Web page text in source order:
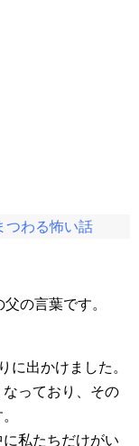
つわる怖い話
の言葉です。
に出かけました。
っており、その
私たちだけがい